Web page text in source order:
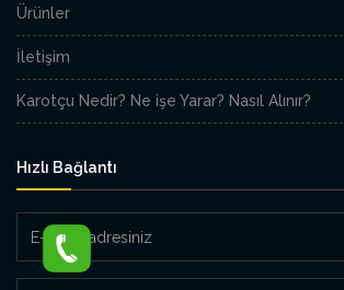
Ürünler
İletişim
Karotçu Nedir? Ne işe Yarar? Nasıl Alınır?
Hızlı Bağlantı
Posta
adresiniz